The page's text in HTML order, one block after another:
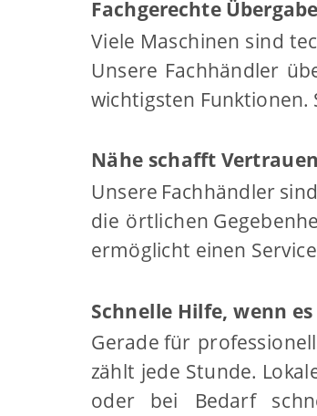
Fachgerechte
Viele Maschinen sind
Unsere Fachhändler
wichtigsten Funktionen.
Nähe schafft Vertrauen
Unsere Fachhändler sind
die örtlichen
ermöglicht einen
Schnelle Hilfe, wenn
Gerade für
zählt jede Stunde.
oder
bei Bedarf